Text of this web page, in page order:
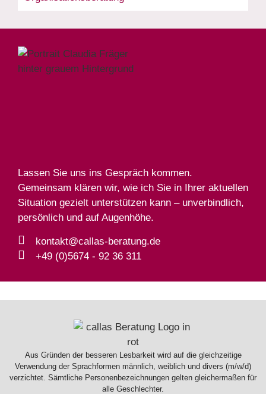
Lassen Sie uns ins Gespräch kommen.
Gemeinsam klären wir, wie ich Sie in Ihrer aktuellen
Situation gezielt unterstützen kann – unverbindlich,
persönlich und auf Augenhöhe.
kontakt@callas-beratung.de
+49 (0)5674 - 92 36 311
Aus Gründen der besseren Lesbarkeit wird auf die gleichzeitige
Verwendung der Sprachformen männlich, weiblich und divers (m/w/d)
verzichtet. Sämtliche Personenbezeichnungen gelten gleichermaßen für
alle Geschlechter.